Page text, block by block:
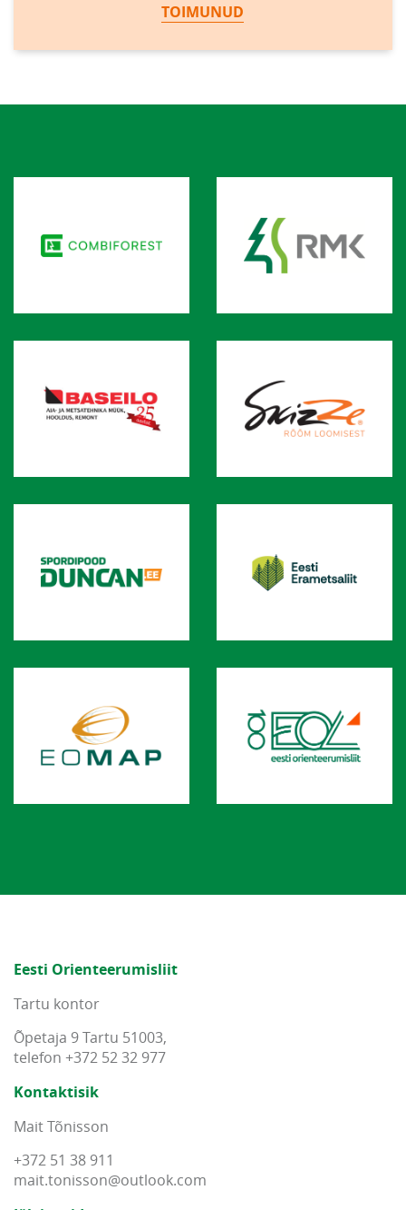
TOIMUNUD
Eesti Orienteerumisliit
Tartu kontor
Õpetaja 9 Tartu 51003,
telefon +372 52 32 977
Kontaktisik
Mait Tõnisson
+372 51 38 911
mait.tonisson@outlook.com